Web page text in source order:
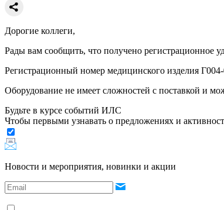
Дорогие коллеги,
Рады вам сообщить, что получено регистрационное
Регистрационный номер медицинского изделия
Оборудование не имеет сложностей с поставкой и
Будьте в курсе событий ИЛС
Чтобы первыми узнавать о предложениях и
Новости и мероприятия, новинки и акции